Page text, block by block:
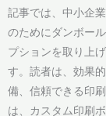
記事では、中小企
のためにダンボー
プションを取り上
す。読者は、効果
備、信頼できる印
は、カスタム印刷